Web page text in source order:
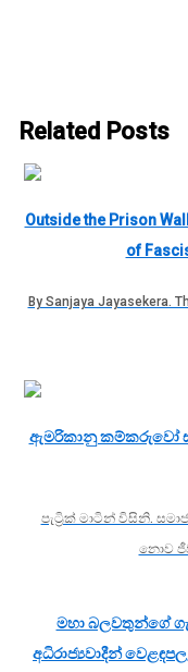
Related Posts
Outside the Prison
of
By Sanjaya Jayasekera.
ඇමරිකානු කම්කරුවෝ
පැට්‍රික් මාටින් විසිනි.
නොව
මහා බලවතුන්ගේ
අධිරාජ්‍යවාදීන්